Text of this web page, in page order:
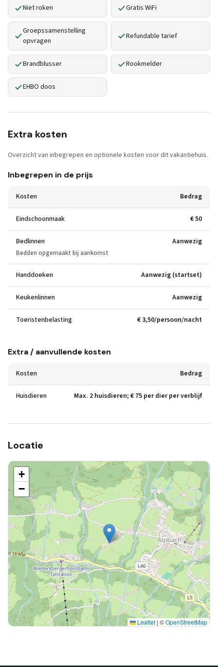
Niet roken Gratis WiFi
Groepssamenstelling
opvragen
Refundable tarief
Brandblusser Rookmelder
EHBO doos
Extra kosten
Overzicht van inbegrepen en optionele kosten voor dit vakantiehuis.
Inbegrepen in de prijs
Kosten Bedrag
Eindschoonmaak € 50
Bedlinnen
Bedden opgemaakt bij aankomst
Aanwezig
Handdoeken Aanwezig (startset)
Keukenlinnen Aanwezig
Toeristenbelasting € 3,50/persoon/nacht
Extra / aanvullende kosten
Kosten Bedrag
Huisdieren Max. 2 huisdieren; € 75 per dier per verblijf
Locatie
+
−
Leaflet | ©OpenStreetMap